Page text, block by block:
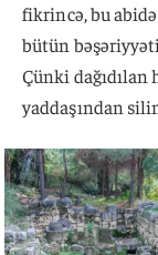
fikrincə, bu
bütün
Çünki
yaddaşından